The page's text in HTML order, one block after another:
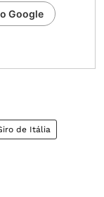
Google
de Itália